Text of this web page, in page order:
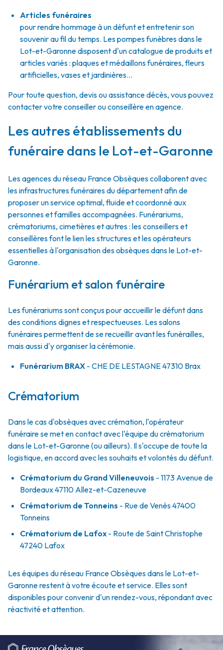
Articles funéraires
pour rendre hommage à un défunt et entretenir son
souvenir au fil du temps. Les pompes funèbres dans le
Lot-et-Garonne disposent d'un catalogue de produits et
articles variés : plaques et médaillons funéraires, fleurs
artificielles, vases et jardinières...
Pour toute question, devis ou assistance décès, vous pouvez
contacter votre conseiller ou conseillère en agence.
Les autres établissements du
funéraire dans le Lot-et-Garonne
Les agences du réseau France Obsèques collaborent avec
les infrastructures funéraires du département afin de
proposer un service optimal, fluide et coordonné aux
personnes et familles accompagnées. Funérariums,
crématoriums, cimetières et autres : les conseillers et
conseillères font le lien les structures et les opérateurs
essentielles à l'organisation des obsèques dans le Lot-et-
Garonne.
Funérarium et salon funéraire
Les funérariums sont conçus pour accueillir le défunt dans
des conditions dignes et respectueuses. Les salons
funéraires permettent de se recueillir avant les funérailles,
mais aussi d'y organiser la cérémonie.
Funérarium BRAX - CHE DE LESTAGNE47310 Brax
Crématorium
Dans le cas d'obsèques avec crémation, l'opérateur
funéraire se met en contact avec l'équipe du crématorium
dans le Lot-et-Garonne (ou ailleurs). Il s'occupe de toute la
logistique, en accord avec les souhaits et volontés du défunt.
Crématorium du Grand Villeneuvois - 1173 Avenue de
Bordeaux 47110 Allez-et-Cazeneuve
Crématorium de Tonneins - Rue de Venés 47400
Tonneins
Crématorium de Lafox - Route de Saint Christophe
47240 Lafox
Les équipes du réseau France Obsèques dans le Lot-et-
Garonne restent à votre écoute et service. Elles sont
disponibles pour convenir d'un rendez-vous, répondant avec
réactivité et attention.